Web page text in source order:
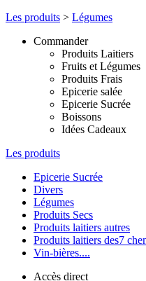
Les produits > Légumes
Commander
Produits Laitiers
Fruits et Légumes
Produits Frais
Epicerie salée
Epicerie Sucrée
Boissons
Idées Cadeaux
Les produits
Epicerie Sucrée
Divers
Légumes
Produits Secs
Produits laitiers autres
Produits laitiers des7
Vin-bières....
Accès direct